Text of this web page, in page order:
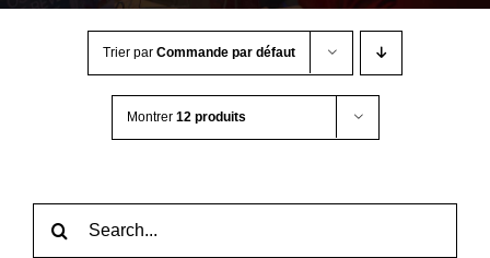
CONTACTTrier par Commande par défaut
Montrer 12 produits